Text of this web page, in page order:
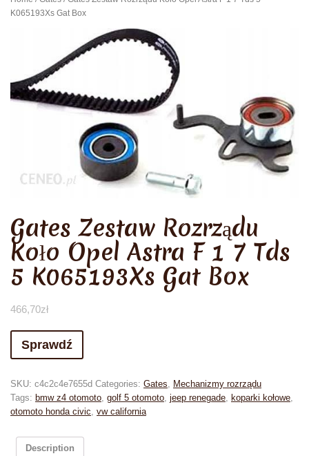
K065193Xs Gat Box
Gates Zestaw Rozrządu
Koło Opel Astra F 1 7 Tds
5 K065193Xs Gat Box
466,70zł
Sprawdź
SKU: c4c2c4e7655d Categories: Gates
Mechanizmy rozrządu
Tags: bmw z4 otomoto golf 5 otomoto jeep renegade koparki kołowe
otomoto honda civic vw california
Description